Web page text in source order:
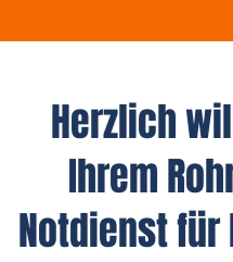
Herzlich
Ihrem
Notdienst für